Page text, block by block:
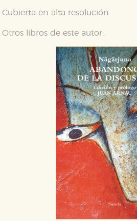
Cubierta en alta resolución
Otros libros de este autor:
tanto, es anónima.
Estas cookies son gestionadas
relevante para sus intereses en
almacenan directamente
que se basan en la
navegador y dispositivo de
GUARDAR
Puede consultar nuestrapolítica de